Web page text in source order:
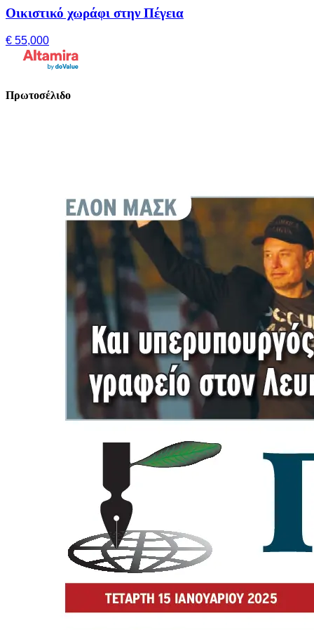
Οικιστικό χωράφι στην Πέγεια
€ 55,000
Πρωτοσέλιδο